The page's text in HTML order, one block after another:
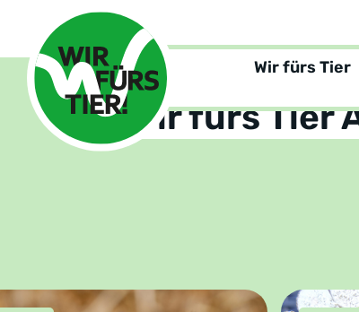
Wir fürs Tier
Home Ratgeber
Wir fürs Tier